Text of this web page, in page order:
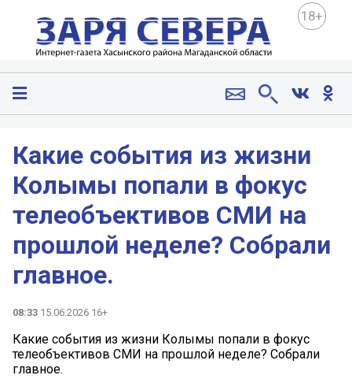
18+
Какие события из жизни
Колымы попали в фокус
телеобъективов СМИ на
прошлой неделе? Собрали
главное.
08:33 15.06.2026 16+
Какие события из жизни Колымы попали в фокус
телеобъективов СМИ на прошлой неделе? Собрали
главное.